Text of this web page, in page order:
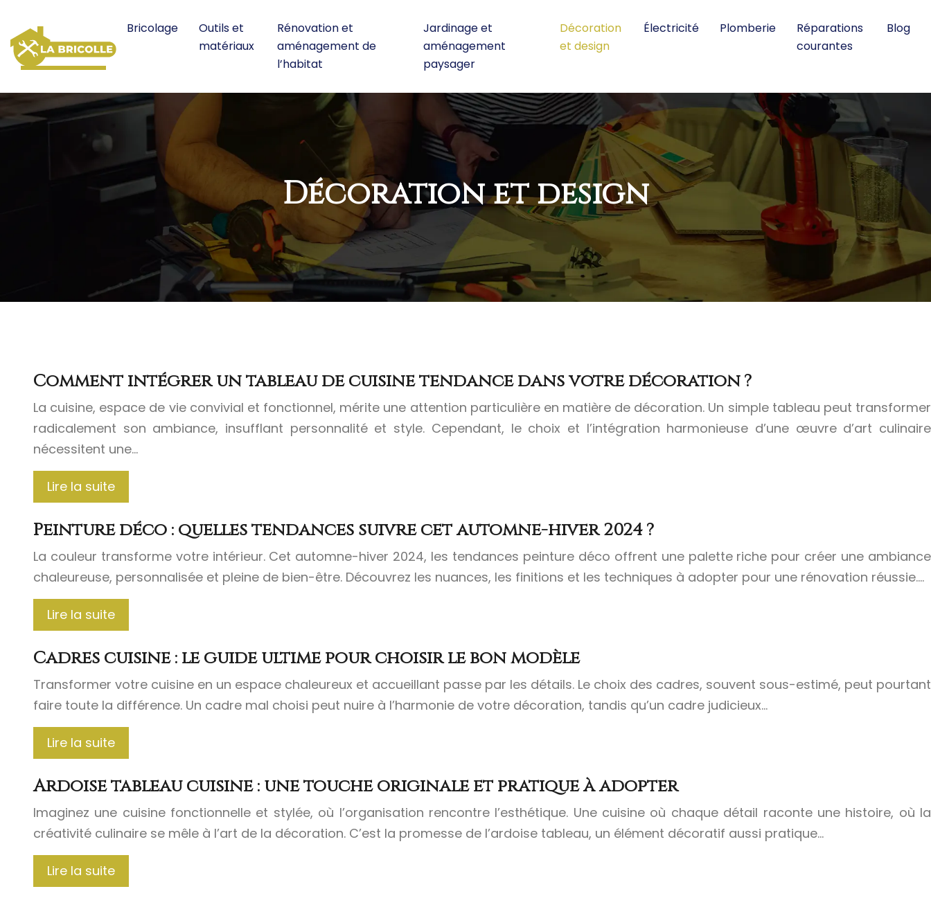
Bricolage
Outils et
matériaux
Rénovation et
aménagement de
l’habitat
Jardinage et
aménagement
paysager
Décoration
et design
Électricité Plomberie
Réparations
courantes
Blog
Décoration et design
Comment intégrer un tableau de cuisine tendance dans votre décoration ?
La cuisine, espace de vie convivial et fonctionnel, mérite une attention particulière en matière de décoration. Un simple tableau peut transformer
radicalement son ambiance, insufflant personnalité et style. Cependant, le choix et l’intégration harmonieuse d’une œuvre d’art culinaire
nécessitent une…
Lire la suite
Peinture déco : quelles tendances suivre cet automne-hiver 2024 ?
La couleur transforme votre intérieur. Cet automne-hiver 2024, les tendances peinture déco offrent une palette riche pour créer une ambiance
chaleureuse, personnalisée et pleine de bien-être. Découvrez les nuances, les finitions et les techniques à adopter pour une rénovation réussie….
Lire la suite
Cadres cuisine : le guide ultime pour choisir le bon modèle
Transformer votre cuisine en un espace chaleureux et accueillant passe par les détails. Le choix des cadres, souvent sous-estimé, peut pourtant
faire toute la différence. Un cadre mal choisi peut nuire à l’harmonie de votre décoration, tandis qu’un cadre judicieux…
Lire la suite
Ardoise tableau cuisine : une touche originale et pratique à adopter
Imaginez une cuisine fonctionnelle et stylée, où l’organisation rencontre l’esthétique. Une cuisine où chaque détail raconte une histoire, où la
créativité culinaire se mêle à l’art de la décoration. C’est la promesse de l’ardoise tableau, un élément décoratif aussi pratique…
Lire la suite